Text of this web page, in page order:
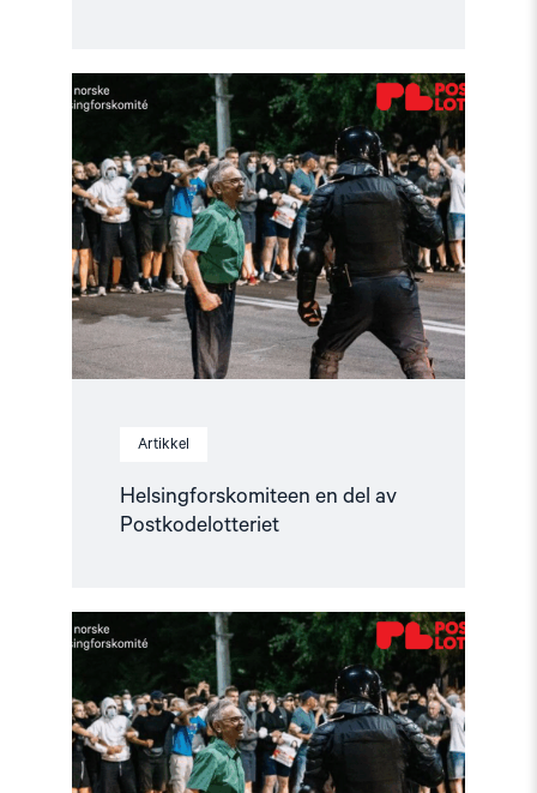
Artikkel
Helsingforskomiteen en del av
Postkodelotteriet
Read
article
"Helsingforskomiteen
en
del
av
Postkodelotteriet"
Read
article
"Sammen
for
en
bedre
verden
–